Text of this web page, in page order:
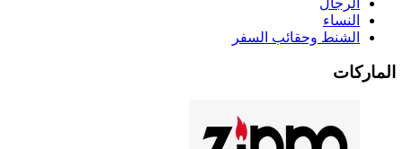
الرجال
النساء
الشنط وحقائب السفر